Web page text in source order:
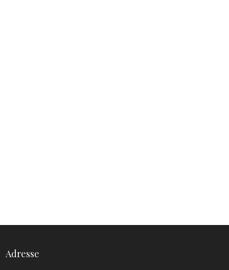
Adresse